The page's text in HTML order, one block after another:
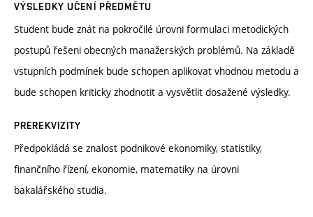
VÝSLEDKY UČENÍ PŘEDMĚTU
Student bude znát na pokročilé úrovni formulaci metodických
postupů řešeni obecných manažerských problémů. Na základě
vstupních podmínek bude schopen aplikovat vhodnou metodu a
bude schopen kriticky zhodnotit a vysvětlit dosažené výsledky.
PREREKVIZITY
Předpokládá se znalost podnikové ekonomiky, statistiky,
finančního řízení, ekonomie, matematiky na úrovni
bakalářského studia.